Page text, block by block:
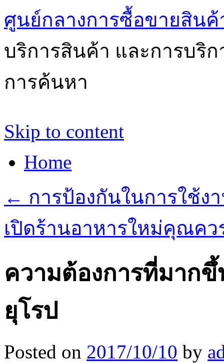
ศูนย์กลางการซื้อขายสินค้
บริการสินค้า และการบริ
การค้นหา
Skip to content
Home
← การป้องกันในการใช้ง
เปิดร้านอาหารใหม่คุณค
ความต้องการที่มากขึ้
ยุโรป
Posted on 2017/10/10 by